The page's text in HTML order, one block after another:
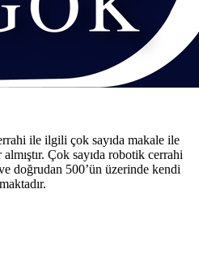
ile ilgili çok sayıda makale ile
Çok sayıda robotik cerrahi
doğrudan 500’ün üzerinde kendi